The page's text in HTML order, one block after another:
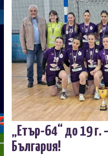
„Етър-64“ до 19 г.
България!